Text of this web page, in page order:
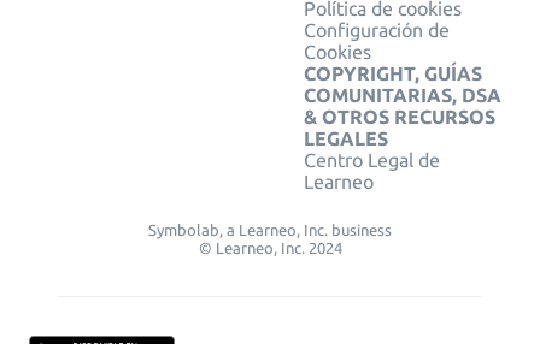
Política de cookies
Configuración de
Cookies
COPYRIGHT, GUÍAS
COMUNITARIAS, DSA
& OTROS RECURSOS
LEGALES
Centro Legal de
Learneo
Symbolab, a Learneo, Inc. business
© Learneo, Inc. 2024